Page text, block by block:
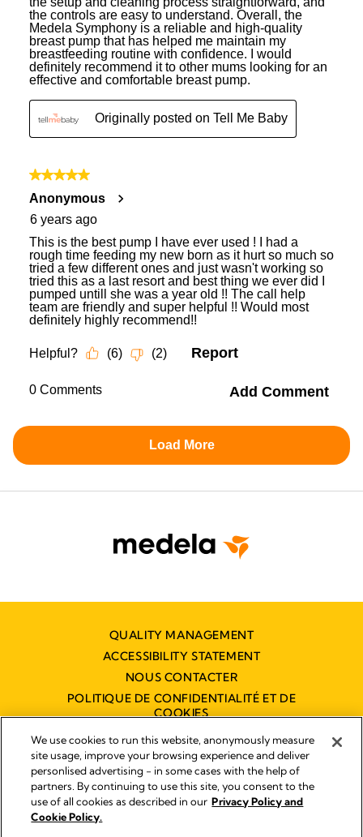
QUALITY MANAGEMENT
ACCESSIBILITY STATEMENT
NOUS CONTACTER
POLITIQUE DE CONFIDENTIALITÉ ET DE
COOKIES
DÉCLARATION D'ACCESSIBILITÉ
NUMÉRIQUE
Empreinte
We use cookies to run this website, anonymously measure
site usage, improve your browsing experience and deliver
personlised advertising - in some cases with the help of
partners. By continuing to use this site, you consent to the
use of all cookies as described in our Privacy Policy and
Cookie Policy.